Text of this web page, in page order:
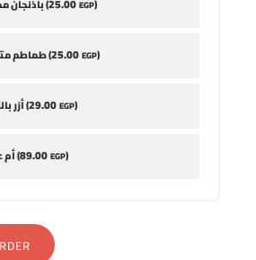
باذنجان مخلل ( EGP)
طماطم متبلة (25.00EGP)
أزر باللبن (29.00EGP)
أم علي (89.00EGP)